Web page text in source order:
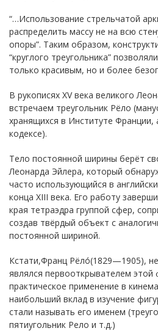
“…Использование стрельчатой
распределить массу не на всю
опоры”. Таким образом,
“круглого треугольника”
только красивым, но и более
В рукописях XV века великого
встречаем треугольник Рёло
хранящихся в Институте
кодексе).
Тело постоянной ширины берёт
Леонарда Эйлера, который
часто использующийся в
конца XIII века. Его работу
края тетраэдра группой сфер,
создав твёрдый объект с
постоянной шириной.
Кстати,Франц Рёло́(1829—1905),
являлся первооткрывателем
практическое применение в
наибольший вклад в изучение
стали называть его именем
пятиугольник Рело и т.д.)